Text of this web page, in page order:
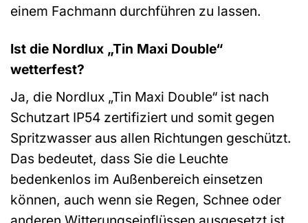
einem Fachmann durchführen zu lassen.
Ist die Nordlux „Tin Maxi Double“
wetterfest?
Ja, die Nordlux „Tin Maxi Double“ ist nach
Schutzart IP54 zertifiziert und somit gegen
Spritzwasser aus allen Richtungen geschützt.
Das bedeutet, dass Sie die Leuchte
bedenkenlos im Außenbereich einsetzen
können, auch wenn sie Regen, Schnee oder